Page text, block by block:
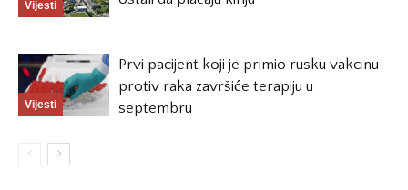
Vijesti
Vijesti
Prvi pacijent koji je primio rusku vakcinu
protiv raka završiće terapiju u
septembru